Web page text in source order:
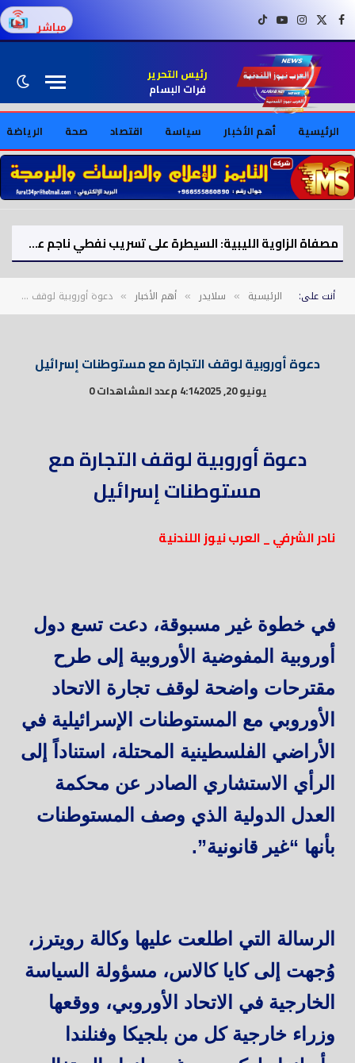
فيسبوكX (Twitter)
إنستغراميوتيوبتيك توك مباشر
رئيس التحرير
فرات البسام
الرئيسية أهم الأخبار سياسة اقتصاد صحة الرياضة
مصفاة الزاوية الليبية: السيطرة على تسريب نفطي ناجم عن اصطدام طائرة مسيّرة
أنت على: الرئيسية » سلايدر » أهم الأخبار » دعوة أوروبية لوقف التجارة مع مستوطنات إسرائيل
دعوة أوروبية لوقف التجارة مع مستوطنات إسرائيل
يونيو 20, 2025 4:14 م عدد المشاهدات 0
دعوة أوروبية لوقف التجارة مع
مستوطنات إسرائيل
نادر الشرفي _ العرب نيوز اللندنية
في خطوة غير مسبوقة، دعت تسع دول
أوروبية المفوضية الأوروبية إلى طرح
مقترحات واضحة لوقف تجارة الاتحاد
الأوروبي مع المستوطنات الإسرائيلية في
الأراضي الفلسطينية المحتلة، استناداً إلى
الرأي الاستشاري الصادر عن محكمة
العدل الدولية الذي وصف المستوطنات
بأنها “غير قانونية”.
الرسالة التي اطلعت عليها وكالة رويترز،
وُجهت إلى كايا كالاس، مسؤولة السياسة
الخارجية في الاتحاد الأوروبي، ووقعها
وزراء خارجية كل من بلجيكا وفنلندا